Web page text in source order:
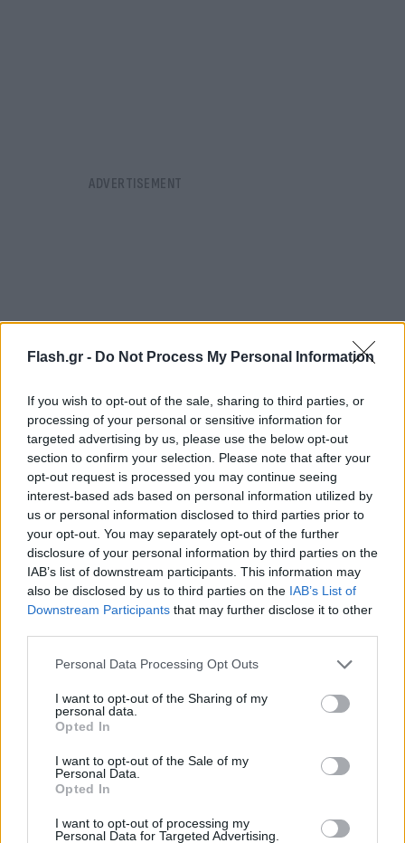
Flash.gr - Do Not Process My Personal Information
If you wish to opt-out of the sale, sharing to third parties, or
processing of your personal or sensitive information for
targeted advertising by us, please use the below opt-out
section to confirm your selection. Please note that after your
opt-out request is processed you may continue seeing
interest-based ads based on personal information utilized by
us or personal information disclosed to third parties prior to
your opt-out. You may separately opt-out of the further
disclosure of your personal information by third parties on the
IAB’s list of downstream participants. This information may
also be disclosed by us to third parties on the IAB’s List of
Downstream Participants that may further disclose it to other
Please note that this website/app uses one or more Google
not limited to your visit or usage behaviour. You may click to
grant or deny consent to Google and its third-party tags to
use your data for below specified purposes in below Google
consent section.
Personal Data Processing Opt Outs
I want to opt-out of the Sharing of my
personal data.
Opted In
I want to opt-out of the Sale of my
Personal Data.
Opted In
I want to opt-out of processing my
Personal Data for Targeted Advertising.
Σάββατο 16 Οκτωβρίου 2021
ΑΠΟΛΛΩΝ ΣΜΥΡΝΗΣ - ΑΣΤΕΡΑΣ ΤΡΙΠΟΛΗΣ 0-1
(48' Μπαράλες)
ΠΑΝΑΘΗΝΑΪΚΟΣ - ΙΩΝΙΚΟΣ 4-1
(6', 38', 53' Καρλίτος, 56' πεν. Παλάσιος - 11'
Σάντσες)
Κυριακή 17 Οκτωβρίου 2021